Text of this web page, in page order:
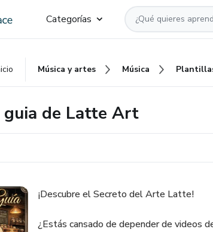
Categorías
Música y artes Música
de Latte Art
¡Descubre el Secreto del Arte Latte!
¿Estás cansado de depender de videos